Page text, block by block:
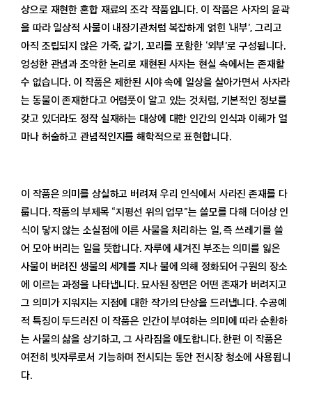
상으로 재현한 혼합 재료의 조각 작품입니다. 이 작품은 사자의 윤곽
을 따라 일상적 사물이 내장기관처럼 복잡하게 얽힌 ‘내부’, 그리고
아직 조립되지 않은 가죽, 갈기, 꼬리를 포함한 ‘외부’로 구성됩니다.
엉성한 관념과 조악한 논리로 재현된 사자는 현실 속에서는 존재할
수 없습니다. 이 작품은 제한된 시야 속에 일상을 살아가면서 사자라
는 동물이 존재한다고 어렴풋이 알고 있는 것처럼, 기본적인 정보를
갖고 있더라도 정작 실재하는 대상에 대한 인간의 인식과 이해가 얼
마나 허술하고 관념적인지를 해학적으로 표현합니다.
이 작품은 의미를 상실하고 버려져 우리 인식에서 사라진 존재를 다
룹니다. 작품의 부제목 “지평선 위의 업무”는 쓸모를 다해 더이상 인
식이 닿지 않는 소실점에 이른 사물을 처리하는 일, 즉 쓰레기를 쓸
어 모아 버리는 일을 뜻합니다. 자루에 새겨진 부조는 의미를 잃은
사물이 버려진 생물의 세계를 지나 불에 의해 정화되어 구원의 장소
에 이르는 과정을 나타냅니다. 묘사된 장면은 어떤 존재가 버려지고
그 의미가 지워지는 지점에 대한 작가의 단상을 드러냅니다. 수공예
적 특징이 두드러진 이 작품은 인간이 부여하는 의미에 따라 순환하
는 사물의 삶을 상기하고, 그 사라짐을 애도합니다. 한편 이 작품은
여전히 빗자루로서 기능하며 전시되는 동안 전시장 청소에 사용됩니
다.